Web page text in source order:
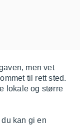
men vet
til rett sted.
lokale og større
kan gi en